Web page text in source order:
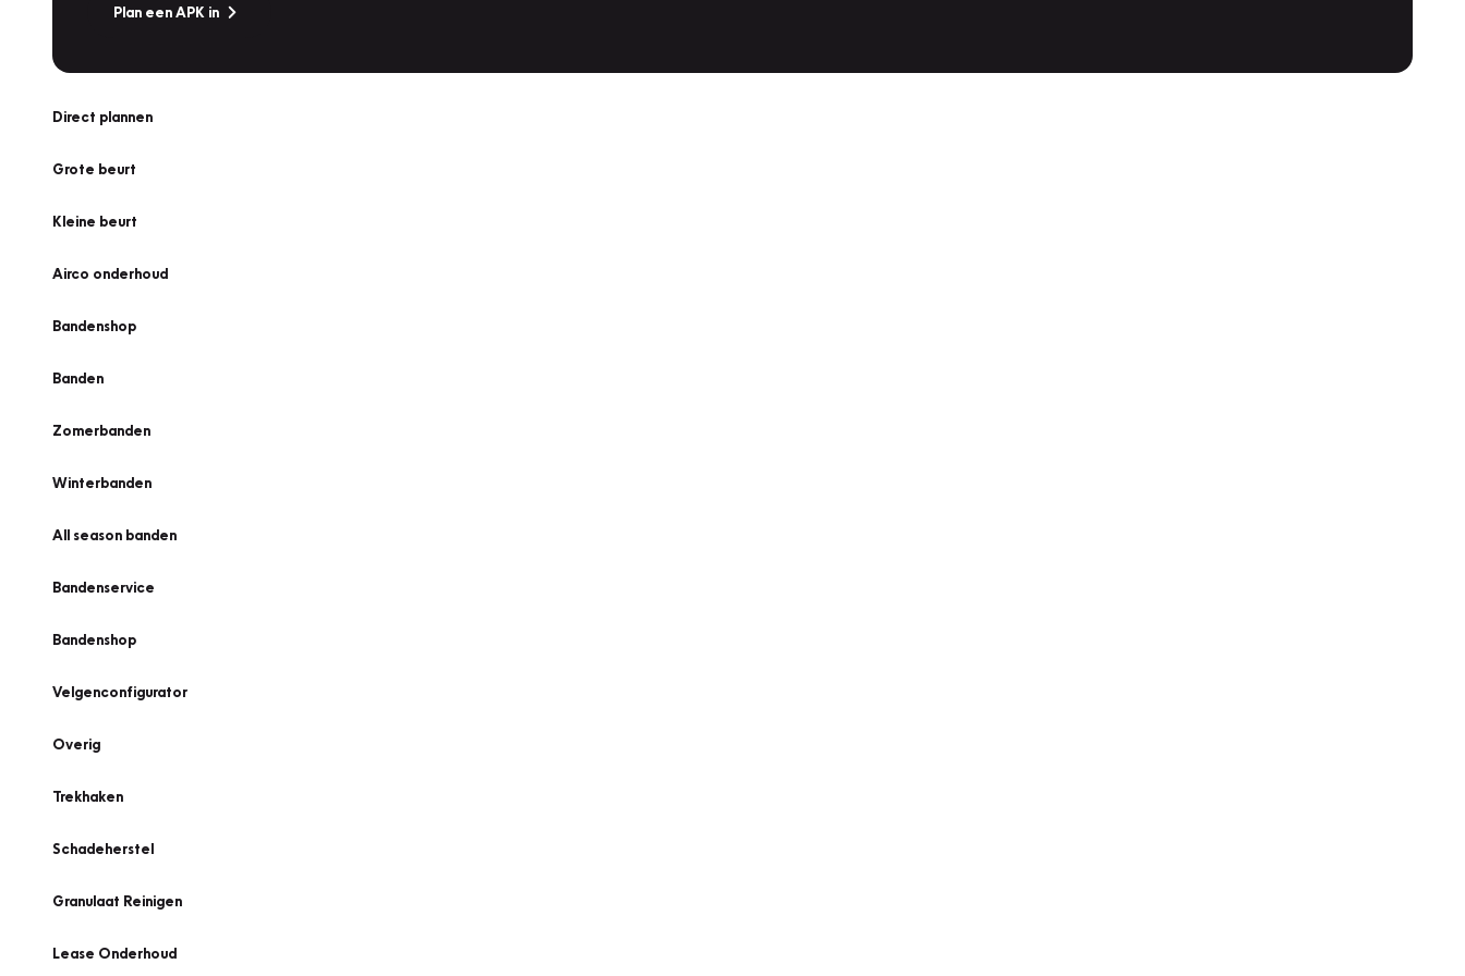
Plan een APK in
Direct plannen
Grote beurt
Kleine beurt
Airco onderhoud
Bandenshop
Banden
Zomerbanden
Winterbanden
All season banden
Bandenservice
Bandenshop
Velgenconfigurator
Overig
Trekhaken
Schadeherstel
Granulaat Reinigen
Lease Onderhoud